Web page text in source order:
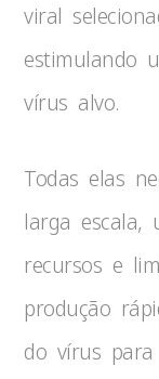
viral
estimulando
vírus alvo.
Todas elas
larga escala,
recursos e
produção
do vírus